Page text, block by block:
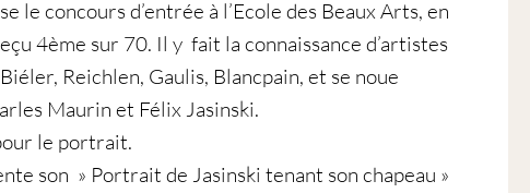
le concours d’entrée à l’Ecole des Beaux Arts, en
4ème sur 70. Il y fait la connaissance d’artistes
Reichlen, Gaulis, Blancpain, et se noue
Maurin et Félix Jasinski.
le portrait.
son » Portrait de Jasinski tenant son chapeau »